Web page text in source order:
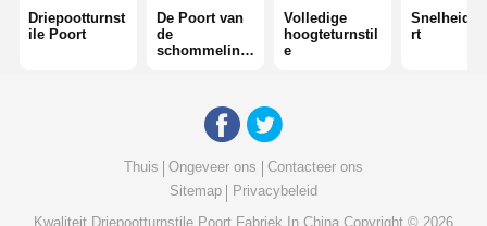
QR-code scanner
Parkeermachine
Componenten van draaibanden
Driepootturnst
ile Poort
De Poort van
de
schommeling
Volledige
hoogteturnstil
e
rt
Thuis Ongeveer ons
Contacteer ons
Sitemap
Privacybeleid
Kwaliteit Driepootturnstile Poort Fabriek In China.Copyright © 2026